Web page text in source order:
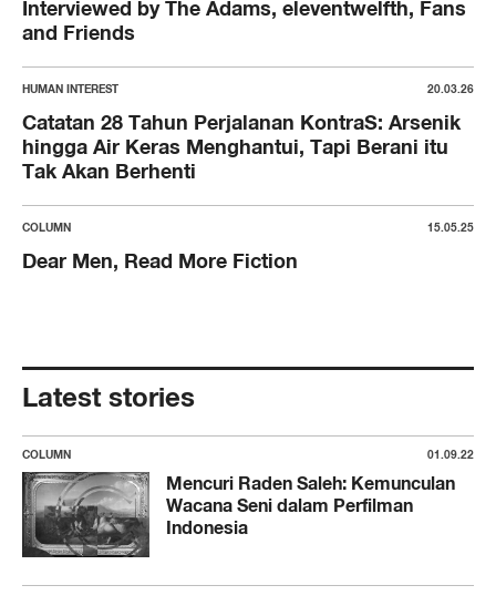
Interviewed by The Adams, eleventwelfth, Fans
and Friends
HUMAN INTEREST 20.03.26
Catatan 28 Tahun Perjalanan KontraS: Arsenik
hingga Air Keras Menghantui, Tapi Berani itu
Tak Akan Berhenti
COLUMN 15.05.25
Dear Men, Read More Fiction
Latest stories
COLUMN 01.09.22
Mencuri Raden Saleh: Kemunculan
Wacana Seni dalam Perfilman
Indonesia